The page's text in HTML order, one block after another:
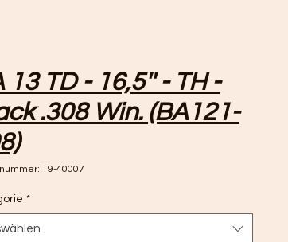
13 TD - 16,5'' - TH -
.308 Win. (BA121-
19-40007
*